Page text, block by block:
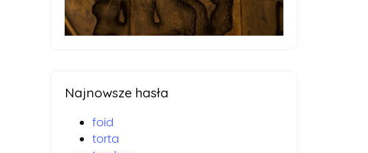
Najnowsze hasła
foid
torta